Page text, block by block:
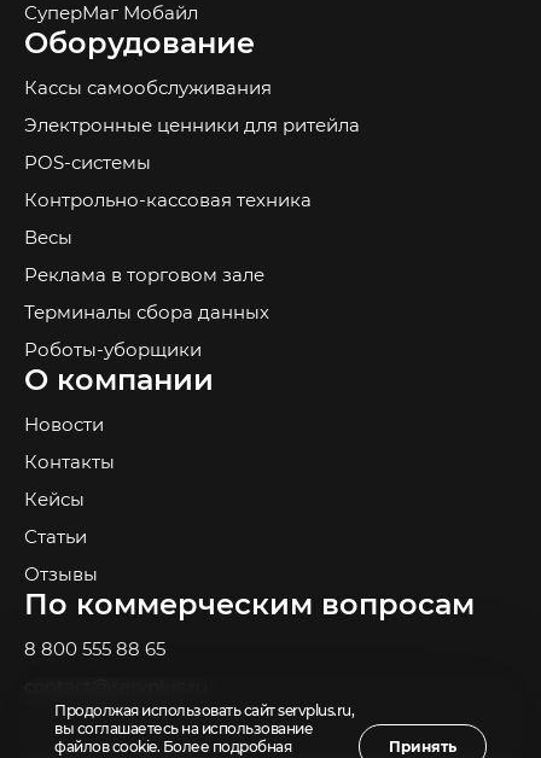
СуперМаг Мобайл
Оборудование
Кассы самообслуживания
Электронные ценники для ритейла
POS-системы
Контрольно-кассовая техника
Весы
Реклама в торговом зале
Терминалы сбора данных
Роботы-уборщики
О компании
Новости
Контакты
Кейсы
Статьи
Отзывы
По коммерческим вопросам
8 800 555 88 65
Продолжая использовать сайт servplus.ru,
вы соглашаетесь на использование
файлов cookie. Более подробная
Принять